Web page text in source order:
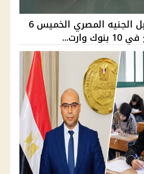
سعر الدولار مقابل الجنيه المصري الخميس 6